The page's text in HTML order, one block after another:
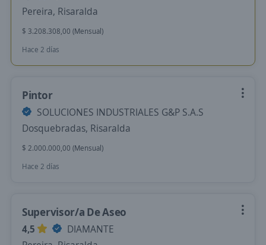
Pereira, Risaralda
$ 3.208.308,00 (Mensual)
Hace 2 días
Pintor
SOLUCIONES INDUSTRIALES G&P S.A.S
Dosquebradas, Risaralda
$ 2.000.000,00 (Mensual)
Hace 2 días
Supervisor/a De Aseo
4,5
DIAMANTE